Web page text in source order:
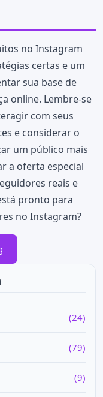
no Instagram
certas e um
sua base de
online. Lembre-se
com seus
e considerar o
um público mais
a oferta especial
reais e
pronto para
no Instagram?
(24)
(79)
(9)